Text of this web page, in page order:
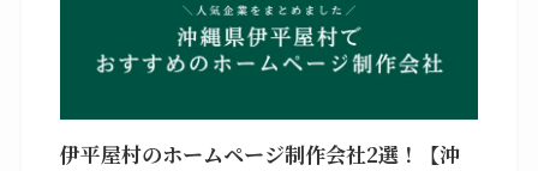
伊平屋村のホームページ制作会社2選！【沖